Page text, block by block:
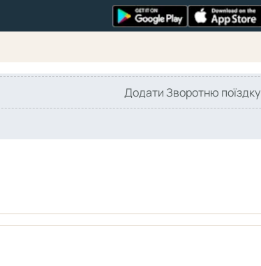
Додати Зворотню поїздку